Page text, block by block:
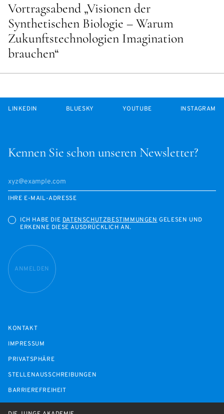
Vortragsabend „Visionen der
Synthetischen Biologie – Warum
Zukunftstechnologien Imagination
brauchen“
Kennen Sie schon unseren Newsletter?
IHRE E-MAIL-ADRESSE
ICH HABE DIE DATENSCHUTZBESTIMMUNGEN GELESEN UND
ERKENNE DIESE AUSDRÜCKLICH AN.
ANMELDEN
LINKEDIN BLUESKY YOUTUBE INSTAGRAM
KONTAKT
IMPRESSUM
PRIVATSPHÄRE
STELLENAUSSCHREIBUNGEN
BARRIEREFREIHEIT